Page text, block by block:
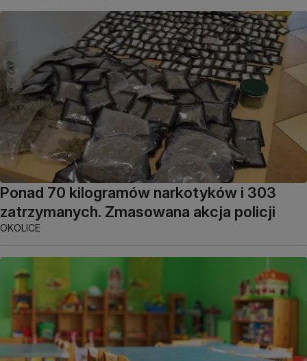
Ponad 70 kilogramów narkotyków i 303
zatrzymanych. Zmasowana akcja policji
OKOLICE